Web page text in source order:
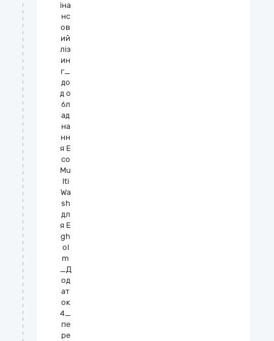
іна
нс
ов
ий
ліз
ин
г_
до
д о
бл
ад
на
нн
я E
co
Mu
lti
Wa
sh
дл
я E
gh
ol
m
_Д
од
ат
ок
4_
пе
ре